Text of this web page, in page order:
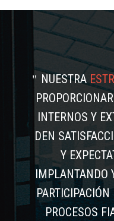
NUESTRA
INTERNOS Y
DEN
Y
IMPLANTANDO
PROCESOS